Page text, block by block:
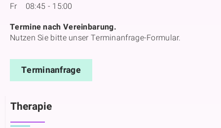
Fr 08:45 - 15:00
Termine nach Vereinbarung.
Nutzen Sie bitte unser Terminanfrage-Formular.
Terminanfrage
Therapie